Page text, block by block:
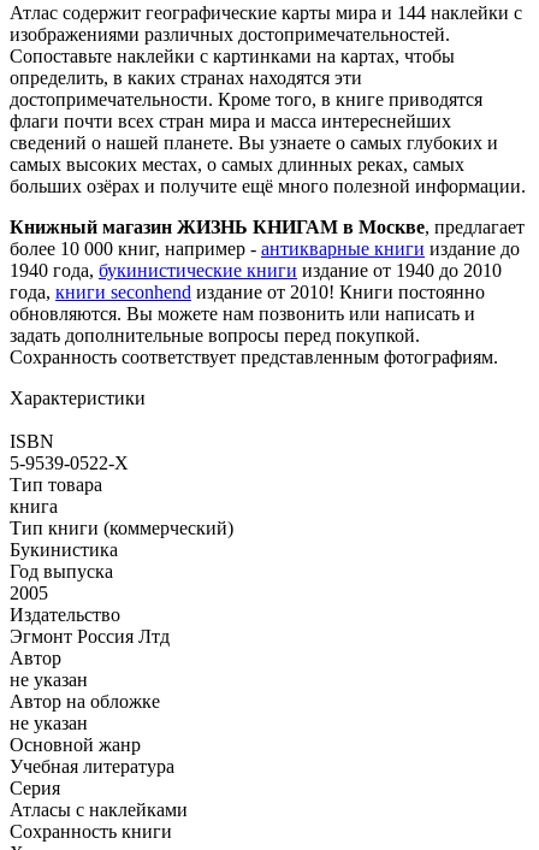
Атлас содержит географические карты мира и 144 наклейки с
изображениями различных достопримечательностей.
Сопоставьте наклейки с картинками на картах, чтобы
определить, в каких странах находятся эти
достопримечательности. Кроме того, в книге приводятся
флаги почти всех стран мира и масса интереснейших
сведений о нашей планете. Вы узнаете о самых глубоких и
самых высоких местах, о самых длинных реках, самых
больших озёрах и получите ещё много полезной информации.
Книжный магазин ЖИЗНЬ КНИГАМ в Москве, предлагает
более 10 000 книг, например - антикварные книги издание до
1940 года, букинистические книги издание от 1940 до 2010
года, книги seconhend издание от 2010! Книги постоянно
обновляются. Вы можете нам позвонить или написать и
задать дополнительные вопросы перед покупкой.
Сохранность соответствует представленным фотографиям.
Характеристики
ISBN
5-9539-0522-X
Тип товара
книга
Тип книги (коммерческий)
Букинистика
Год выпуска
2005
Издательство
Эгмонт Россия Лтд
Автор
не указан
Автор на обложке
не указан
Основной жанр
Учебная литература
Серия
Атласы с наклейками
Сохранность книги